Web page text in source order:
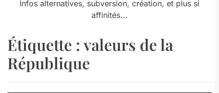
Infos alternatives, subversion, création, et plus si
affinités...
Étiquette : valeurs de la
République